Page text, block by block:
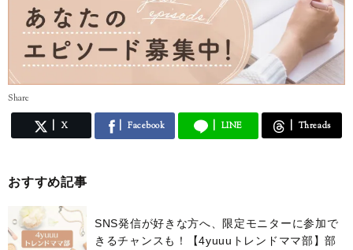
Share
X Facebook LINE Threads
おすすめ記事
SNS発信が好きな方へ、限定モニターに参加で
きるチャンスも！【4yuuuトレンドママ部】部